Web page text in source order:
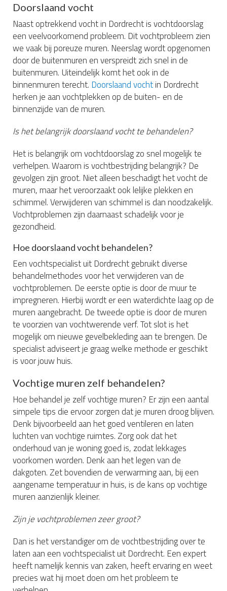
Doorslaand vocht
Naast optrekkend vocht in Dordrecht is vochtdoorslag
een veelvoorkomend probleem. Dit vochtprobleem zien
we vaak bij poreuze muren. Neerslag wordt opgenomen
door de buitenmuren en verspreidt zich snel in de
buitenmuren. Uiteindelijk komt het ook in de
binnenmuren terecht. Doorslaand vochtin Dordrecht
herken je aan vochtplekken op de buiten- en de
binnenzijde van de muren.
Is het belangrijk doorslaand vocht te behandelen?
Het is belangrijk om vochtdoorslag zo snel mogelijk te
verhelpen. Waarom is vochtbestrijding belangrijk? De
gevolgen zijn groot. Niet alleen beschadigt het vocht de
muren, maar het veroorzaakt ook lelijke plekken en
schimmel. Verwijderen van schimmel is dan noodzakelijk.
Vochtproblemen zijn daarnaast schadelijk voor je
gezondheid.
Hoe doorslaand vocht behandelen?
Een vochtspecialist uit Dordrecht gebruikt diverse
behandelmethodes voor het verwijderen van de
vochtproblemen. De eerste optie is door de muur te
impregneren. Hierbij wordt er een waterdichte laag op de
muren aangebracht. De tweede optie is door de muren
te voorzien van vochtwerende verf. Tot slot is het
mogelijk om nieuwe gevelbekleding aan te brengen. De
specialist adviseert je graag welke methode er geschikt
is voor jouw huis.
Vochtige muren zelf behandelen?
Hoe behandel je zelf vochtige muren? Er zijn een aantal
simpele tips die ervoor zorgen dat je muren droog blijven.
Denk bijvoorbeeld aan het goed ventileren en laten
luchten van vochtige ruimtes. Zorg ook dat het
onderhoud van je woning goed is, zodat lekkages
voorkomen worden. Denk aan het legen van de
dakgoten. Zet bovendien de verwarming aan, bij een
aangename temperatuur in huis, is de kans op vochtige
muren aanzienlijk kleiner.
Zijn je vochtproblemen zeer groot?
Dan is het verstandiger om de vochtbestrijding over te
laten aan een vochtspecialist uit Dordrecht. Een expert
heeft namelijk kennis van zaken, heeft ervaring en weet
precies wat hij moet doen om het probleem te